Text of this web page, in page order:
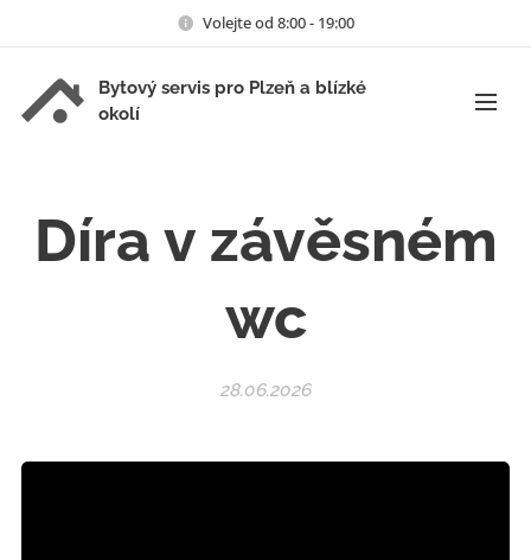
Volejte od 8:00 - 19:00
Bytový servis pro Plzeň a blízké
okolí
Díra v závěsném
wc
28.06.2026